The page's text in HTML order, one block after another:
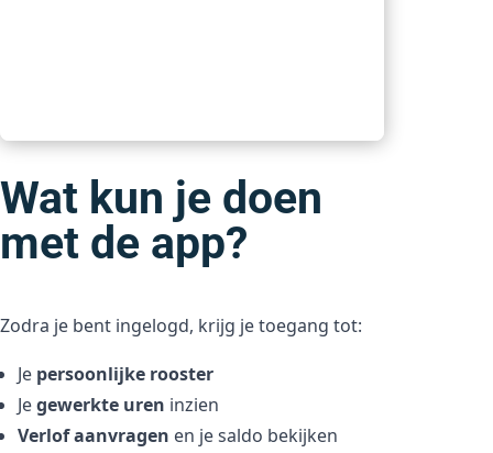
Wat kun je doen
met de app?
Zodra je bent ingelogd, krijg je toegang tot:
Je persoonlijke rooster
Jegewerkte uren inzien
Verlof aanvragen en je saldo bekijken